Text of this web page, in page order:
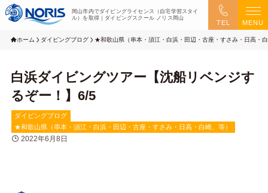
岡山市内でダイビングライセンス（自宅学習スタイ
ル）を取得｜ダイビングスクール ノリス岡山
TEL MENU
ホーム ダイビングブログ ★和歌山県（串本・須江・白浜・田辺・古座・すさみ・日高・
白浜ダイビングツアー【沈船リベンジす
るぞー！】6/5
ダイビングブログ
★和歌山県（串本・須江・白浜・田辺・古座・すさみ・日高・白崎、等）
2022年6月8日